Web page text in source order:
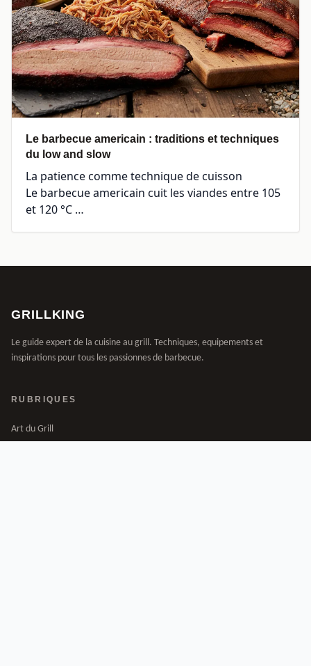
Le barbecue americain : traditions et techniques
du low and slow
La patience comme technique de cuisson
Le barbecue americain cuit les viandes entre 105
et 120 °C …
GRILLKING
Le guide expert de la cuisine au grill. Techniques, equipements et
inspirations pour tous les passionnes de barbecue.
RUBRIQUES
Art du Grill